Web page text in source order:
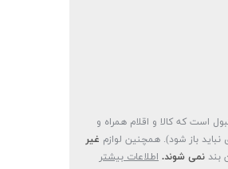
است که کالا و اقلام همراه و
باز شود). همچنین لوازم غیر
بند نمی شوند. اطلاعات بیشتر